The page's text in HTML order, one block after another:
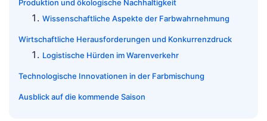
Produktion und ökologische Nachhaltigkeit
Wissenschaftliche Aspekte der Farbwahrnehmung
Wirtschaftliche Herausforderungen und Konkurrenzdruck
Logistische Hürden im Warenverkehr
Technologische Innovationen in der Farbmischung
Ausblick auf die kommende Saison